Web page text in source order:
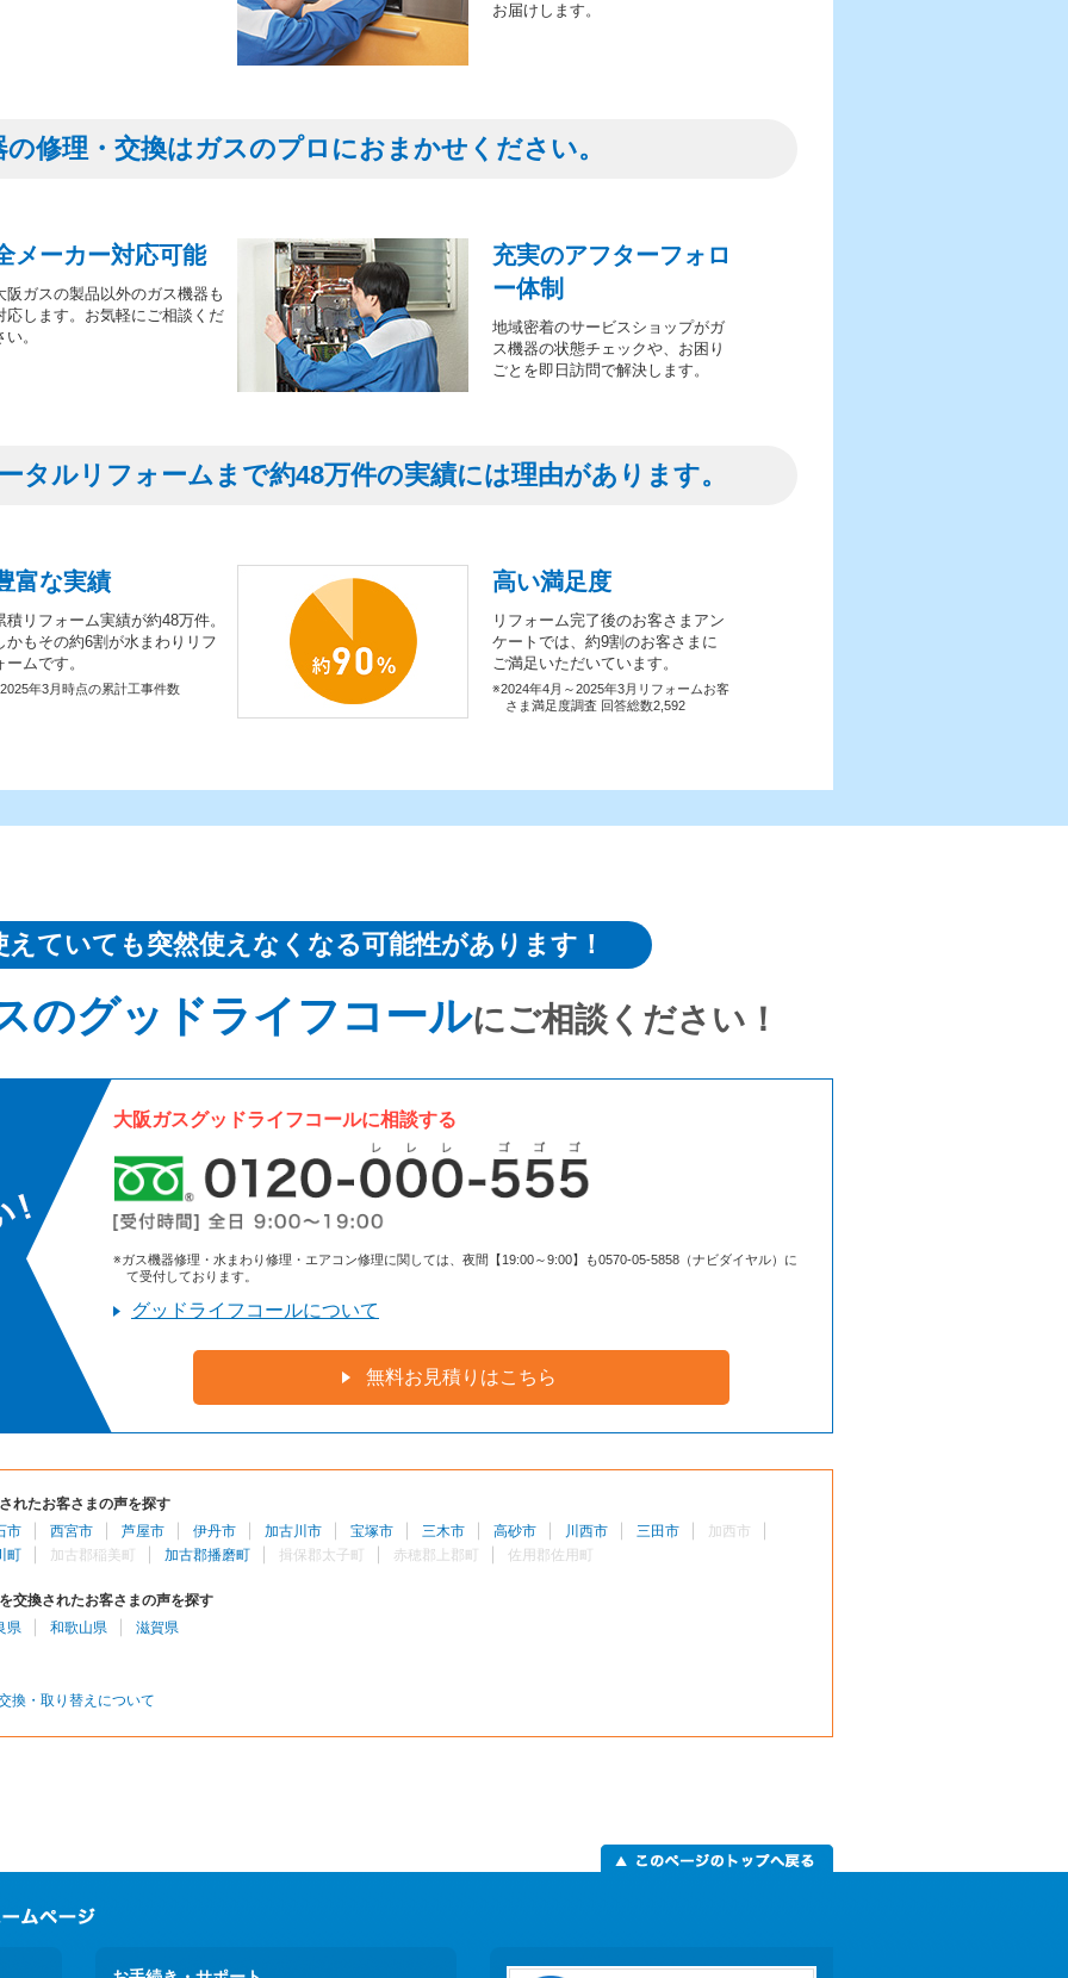
お届けします。
の修理・交換はガスのプロにおまかせください。
メーカー対応可能
阪ガスの製品以外のガス機器も
応します。お気軽にご相談くだ
い。
充実のアフターフォロ
ー体制
地域密着のサービスショップがガ
ス機器の状態チェックや、お困り
ごとを即日訪問で解決します。
タルリフォームまで約48万件の実績には理由があります。
富な実績
積リフォーム実績が約48万件。
かもその約6割が水まわりリフ
ームです。
年3月時点の累計工事件数
高い満足度
リフォーム完了後のお客さまアン
ケートでは、約9割のお客さまに
ご満足いただいています。
※2024年4月～2025年3月リフォームお客
さま満足度調査 回答総数2,592
えていても突然使えなくなる可能性があります！
のグッドライフコールにご相談ください！
大阪ガスグッドライフコールに相談する
※ガス機器修理・水まわり修理・エアコン修理に関しては、夜間【19:00～9:00】も0570-05-5858（ナビダイヤル）に
て受付しております。
グッドライフコールについて
無料お見積りはこちら
れたお客さまの声を探す
市
西宮市 芦屋市 伊丹市 加古川市 宝塚市 三木市 高砂市 川西市 三田市
加西市
町
加古郡稲美町 加古郡播磨町 揖保郡太子町 赤穂郡上郡町 佐用郡佐用町
交換されたお客さまの声を探す
県
和歌山県 滋賀県
換・取り替えについて